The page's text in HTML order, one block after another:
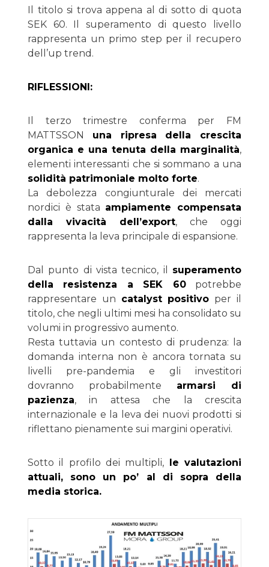
Il titolo si trova appena al di sotto di quota
SEK 60. Il superamento di questo livello
rappresenta un primo step per il recupero
dell’up trend.
RIFLESSIONI:
Il terzo trimestre conferma per FM
MATTSSON una ripresa della crescita
organica e una tenuta della marginalità,
elementi interessanti che si sommano a una
solidità patrimoniale molto forte.
La debolezza congiunturale dei mercati
nordici è stata ampiamente compensata
dalla vivacità dell’export, che oggi
rappresenta la leva principale di espansione.
Dal punto di vista tecnico, il superamento
della resistenza a SEK 60potrebbe
rappresentare un catalyst positivo per il
titolo, che negli ultimi mesi ha consolidato su
volumi in progressivo aumento.
Resta tuttavia un contesto di prudenza: la
domanda interna non è ancora tornata su
livelli pre-pandemia e gli investitori
dovranno probabilmente armarsi di
pazienza, in attesa che la crescita
internazionale e la leva dei nuovi prodotti si
riflettano pienamente sui margini operativi.
Sotto il profilo dei multipli,
le valutazioni
attuali, sono un po’ al di sopra della
media storica.